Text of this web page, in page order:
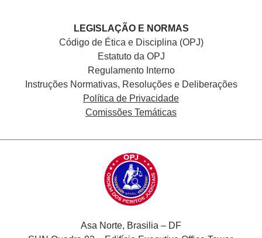
LEGISLAÇÃO E NORMAS
Código de Ética e Disciplina (OPJ)
Estatuto da OPJ
Regulamento Interno
Instruções Normativas, Resoluções e Deliberações
Política de Privacidade
Comissões Temáticas
Asa Norte, Brasilia – DF